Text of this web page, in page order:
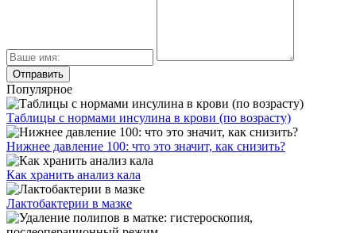
Популярное
Таблицы с нормами инсулина в крови (по возрасту)
Нижнее давление 100: что это значит, как снизить?
Как хранить анализ кала
Лактобактерии в мазке